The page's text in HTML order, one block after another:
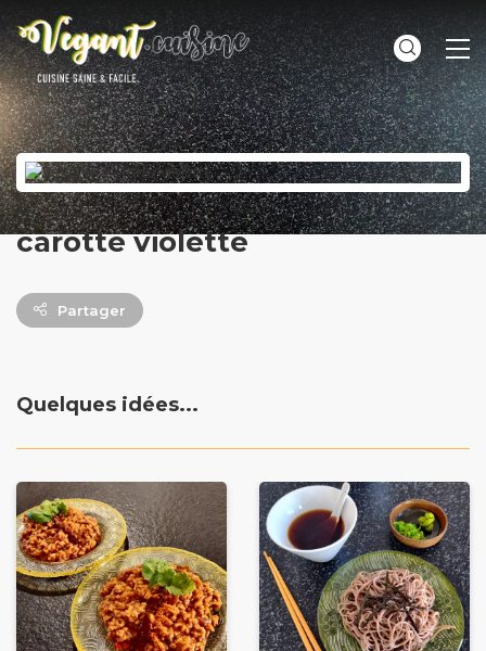
carotte violette
Partager
Quelques idées...